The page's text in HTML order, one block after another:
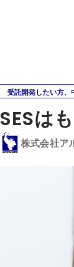
受託開発したい方、
SESは
株式会社ア